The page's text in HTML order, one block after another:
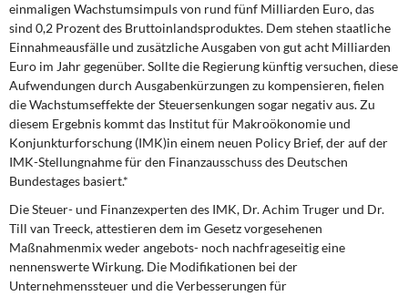
Steuer- und Finanzpolitik
Öffentliche Infrastruktur und Daseinsvorsorge
Eurokrise und Griechenland
DIE LINKE
Weitere Themen
Memo-Gruppe
Institut Solidarische Moderne
einmaligen Wachstumsimpuls von rund fünf Milliarden Euro, das
sind 0,2 Prozent des Bruttoinlandsproduktes. Dem stehen staatliche
Einnahmeausfälle und zusätzliche Ausgaben von gut acht Milliarden
Euro im Jahr gegenüber. Sollte die Regierung künftig versuchen, diese
Aufwendungen durch Ausgabenkürzungen zu kompensieren, fielen
die Wachstumseffekte der Steuersenkungen sogar negativ aus. Zu
diesem Ergebnis kommt das Institut für Makroökonomie und
Konjunkturforschung (IMK)in einem neuen Policy Brief, der auf der
IMK-Stellungnahme für den Finanzausschuss des Deutschen
Bundestages basiert.*
Die Steuer- und Finanzexperten des IMK, Dr. Achim Truger und Dr.
Till van Treeck, attestieren dem im Gesetz vorgesehenen
Maßnahmenmix weder angebots- noch nachfrageseitig eine
nennenswerte Wirkung. Die Modifikationen bei der
Unternehmenssteuer und die Verbesserungen für